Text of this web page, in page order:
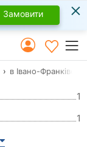
Замовити ×
в Івано-Франківську
1
1